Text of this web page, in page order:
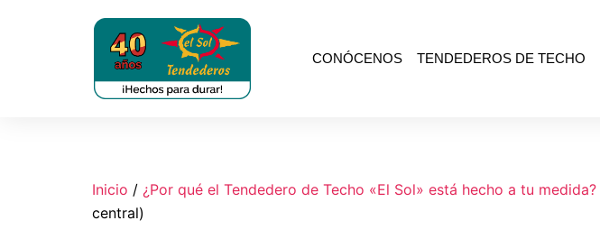
CONÓCENOS TENDEDEROS DE TECHO
Inicio / ¿Por qué el Tendedero de Techo «El Sol» está hecho a tu medida?
central)